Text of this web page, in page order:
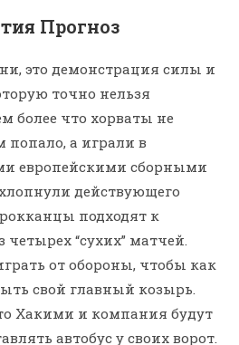
Прогноз
это демонстрация силы и
точно нельзя
более что хорваты не
попало, а играли в
европейскими сборными
действующего
подходят к
“сухих” матчей.
от обороны, чтобы как
свой главный козырь.
Хакими и компания будут
автобус у своих ворот.